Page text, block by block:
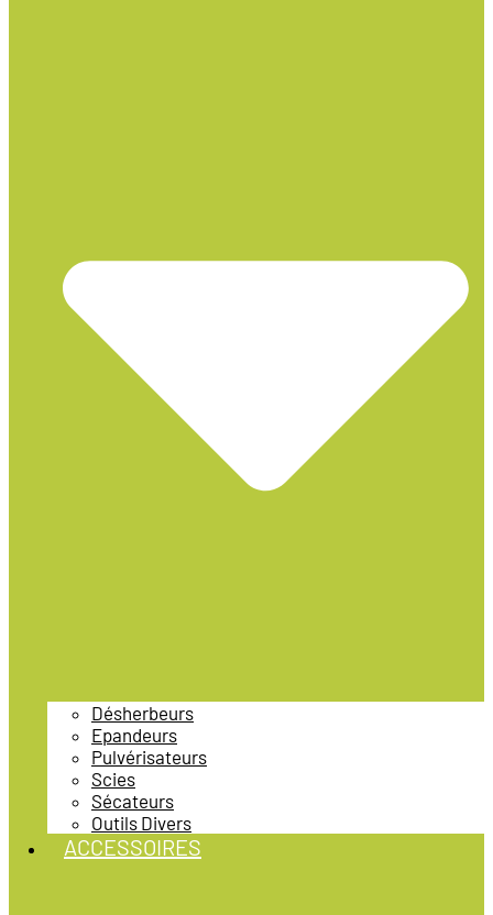
Désherbeurs
Epandeurs
Pulvérisateurs
Scies
Sécateurs
Outils Divers
ACCESSOIRES